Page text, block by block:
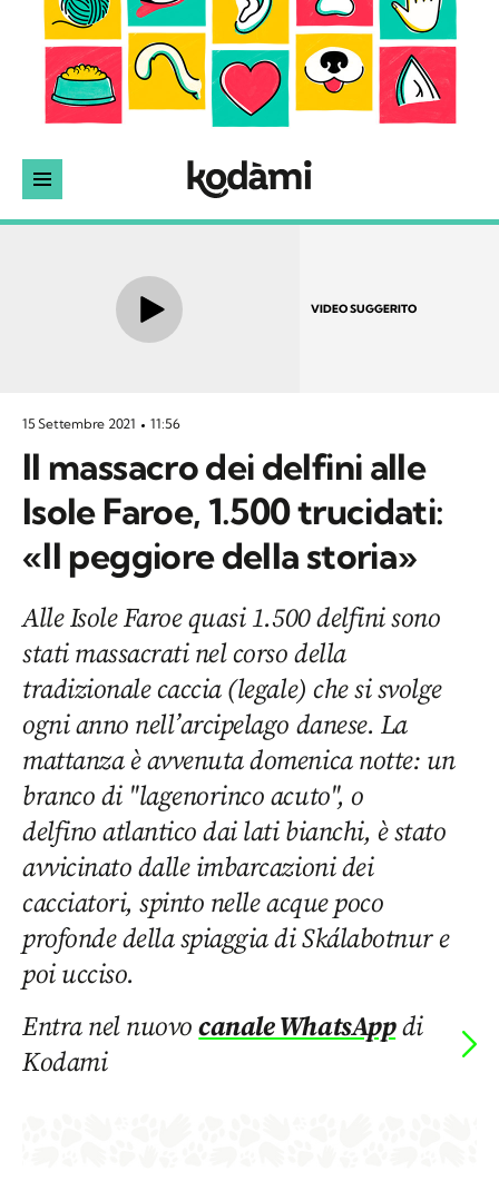
VIDEO SUGGERITO
15 Settembre 2021 11:56
Il massacro dei delfini alle
Isole Faroe, 1.500 trucidati:
«Il peggiore della storia»
Alle Isole Faroe quasi 1.500 delfini sono
stati massacrati nel corso della
tradizionale caccia (legale) che si svolge
ogni anno nell’arcipelago danese. La
mattanza è avvenuta domenica notte: un
branco di "lagenorinco acuto", o
delfino atlantico dai lati bianchi, è stato
avvicinato dalle imbarcazioni dei
cacciatori, spinto nelle acque poco
profonde della spiaggia di Skálabotnur e
poi ucciso.
Entra nel nuovocanale WhatsAppdi
Kodami